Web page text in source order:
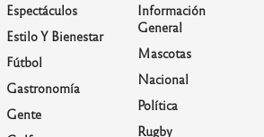
Espectáculos
Estilo Y Bienestar
Fútbol
Gastronomía
Gente
Información
General
Mascotas
Nacional
Política
Rugby